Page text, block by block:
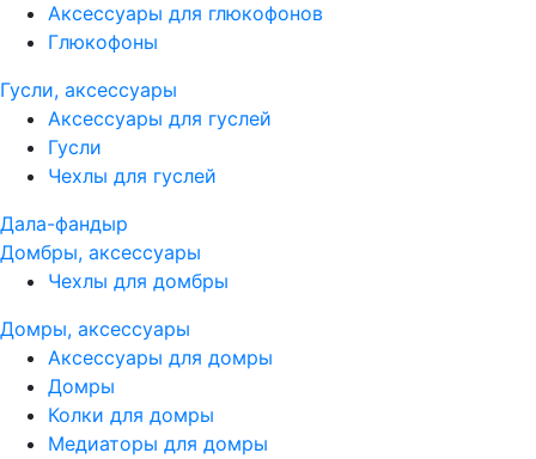
Аксессуары для глюкофонов
Глюкофоны
Гусли, аксессуары
Аксессуары для гуслей
Гусли
Чехлы для гуслей
Дала-фандыр
Домбры, аксессуары
Чехлы для домбры
Домры, аксессуары
Аксессуары для домры
Домры
Колки для домры
Медиаторы для домры